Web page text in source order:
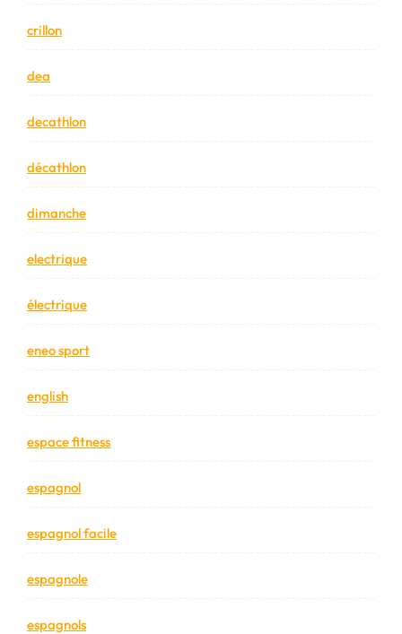
crillon
dea
decathlon
décathlon
dimanche
electrique
électrique
eneo sport
english
espace fitness
espagnol
espagnol facile
espagnole
espagnols